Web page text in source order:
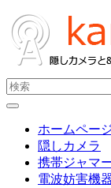
ホームペー
隠しカメラ
携帯ジャマ
電波妨害機